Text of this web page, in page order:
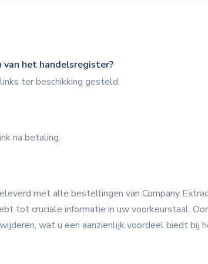
het handelsregister?
ter beschikking gesteld.
na betaling.
met alle bestellingen van Company
tot cruciale informatie in uw voorkeurstaal.
wat u een aanzienlijk voordeel biedt bij